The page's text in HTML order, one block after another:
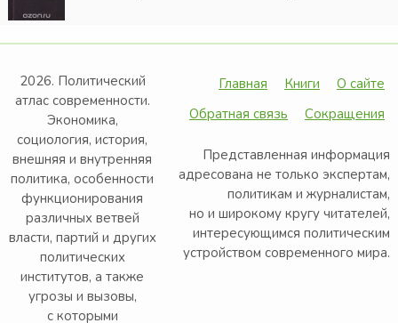
2026. Политический
атлас современности.
Экономика,
социология, история,
внешняя и внутренняя
политика, особенности
функционирования
различных ветвей
власти, партий и других
политических
институтов, а также
угрозы и вызовы,
с которыми
Главная Книги
О сайте
Обратная связь
Сокращения
Представленная информация
адресована не только экспертам,
политикам и журналистам,
но и широкому кругу читателей,
интересующимся политическим
устройством современного мира.